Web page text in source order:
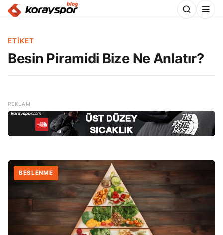
ETIKET
Besin Piramidi Bize Ne Anlatır?
BESLENME